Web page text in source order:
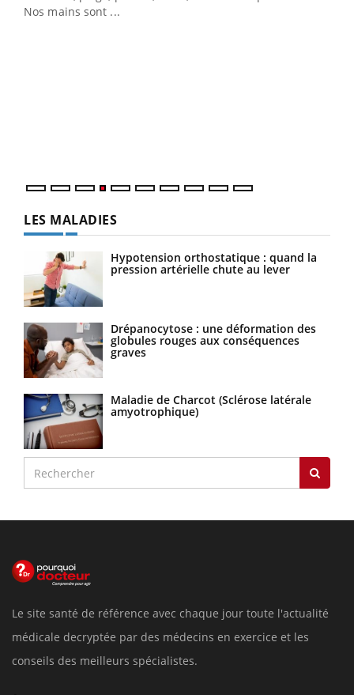
Nos mains sont ...
LES MALADIES
Hypotension orthostatique : quand la
pression artérielle chute au lever
Drépanocytose : une déformation des
globules rouges aux conséquences
graves
Maladie de Charcot (Sclérose latérale
amyotrophique)
Le site santé de référence avec chaque jour toute l'actualité
médicale decryptée par des médecins en exercice et les
conseils des meilleurs spécialistes.